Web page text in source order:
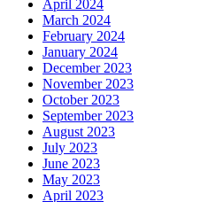
April 2024
March 2024
February 2024
January 2024
December 2023
November 2023
October 2023
September 2023
August 2023
July 2023
June 2023
May 2023
April 2023